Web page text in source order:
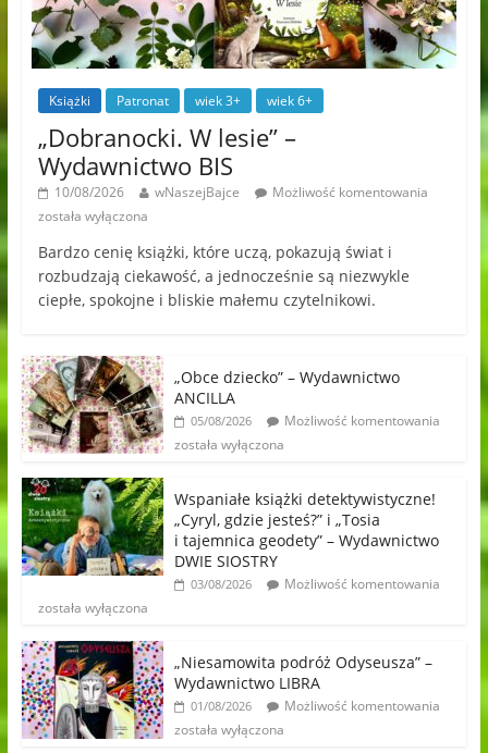
Książki Patronat wiek 3+ wiek 6+
„Dobranocki. W lesie” –
Wydawnictwo BIS
10/08/2026 wNaszejBajce
Możliwość komentowania
została wyłączona
Bardzo cenię książki, które uczą, pokazują świat i
rozbudzają ciekawość, a jednocześnie są niezwykle
ciepłe, spokojne i bliskie małemu czytelnikowi.
„Obce dziecko” – Wydawnictwo
ANCILLA
05/08/2026
Możliwość komentowania
została wyłączona
Wspaniałe książki detektywistyczne!
„Cyryl, gdzie jesteś?” i „Tosia
i tajemnica geodety” – Wydawnictwo
DWIE SIOSTRY
03/08/2026
Możliwość komentowania
została wyłączona
„Niesamowita podróż Odyseusza” –
Wydawnictwo LIBRA
01/08/2026
Możliwość komentowania
została wyłączona